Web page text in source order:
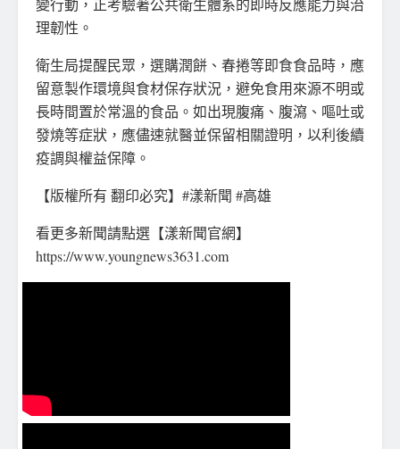
變行動，正考驗著公共衛生體系的即時反應能力與治
理韌性。
衛生局提醒民眾，選購潤餅、春捲等即食食品時，應
留意製作環境與食材保存狀況，避免食用來源不明或
長時間置於常溫的食品。如出現腹痛、腹瀉、嘔吐或
發燒等症狀，應儘速就醫並保留相關證明，以利後續
疫調與權益保障。
【版權所有 翻印必究】#漾新聞 #高雄
看更多新聞請點選【漾新聞官網】
https://www.youngnews3631.com⁠